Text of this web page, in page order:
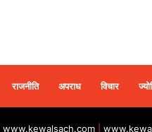
राजनीति अपराध विचार
www.kewalsach.com